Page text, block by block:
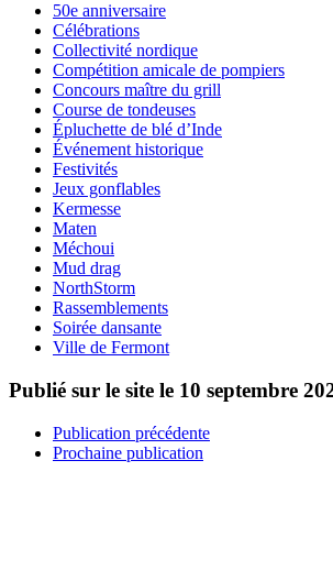
50e anniversaire
Célébrations
Collectivité nordique
Compétition amicale de pompiers
Concours maître du grill
Course de tondeuses
Épluchette de blé d’Inde
Événement historique
Festivités
Jeux gonflables
Kermesse
Maten
Méchoui
Mud drag
NorthStorm
Rassemblements
Soirée dansante
Ville de Fermont
Publié sur le site le 10 septembre
Publication précédente
Prochaine publication